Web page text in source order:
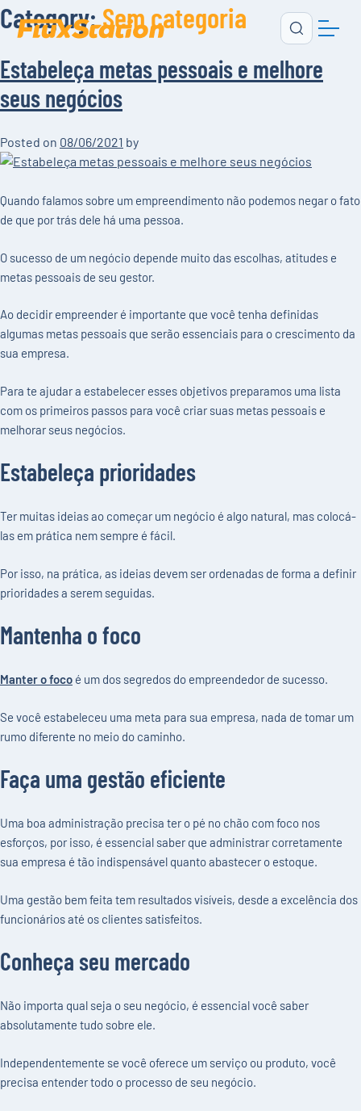
Category:Sem categoria
Estabeleça metas pessoais e melhore
seus negócios
Posted on 08/06/2021 by
Quando falamos sobre um empreendimento não podemos negar o fato
de que por trás dele há uma pessoa.
O sucesso de um negócio depende muito das escolhas, atitudes e
metas pessoais de seu gestor.
Ao decidir empreender é importante que você tenha definidas
algumas metas pessoais que serão essenciais para o crescimento da
sua empresa.
Para te ajudar a estabelecer esses objetivos preparamos uma lista
com os primeiros passos para você criar suas metas pessoais e
melhorar seus negócios.
Estabeleça prioridades
Ter muitas ideias ao começar um negócio é algo natural, mas colocá-
las em prática nem sempre é fácil.
Por isso, na prática, as ideias devem ser ordenadas de forma a definir
prioridades a serem seguidas.
Mantenha o foco
Manter o foco é um dos segredos do empreendedor de sucesso.
Se você estabeleceu uma meta para sua empresa, nada de tomar um
rumo diferente no meio do caminho.
Faça uma gestão eficiente
Uma boa administração precisa ter o pé no chão com foco nos
esforços, por isso, é essencial saber que administrar corretamente
sua empresa é tão indispensável quanto abastecer o estoque.
Uma gestão bem feita tem resultados visíveis, desde a excelência dos
funcionários até os clientes satisfeitos.
Conheça seu mercado
Não importa qual seja o seu negócio, é essencial você saber
absolutamente tudo sobre ele.
Independentemente se você oferece um serviço ou produto, você
precisa entender todo o processo de seu negócio.